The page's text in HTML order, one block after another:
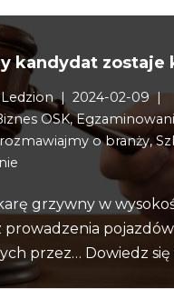
kandydat zostaje
2024-02-09
OSK,
o branży,
grzywny w
prowadzenia pojazdów
przez… Dowiedz się